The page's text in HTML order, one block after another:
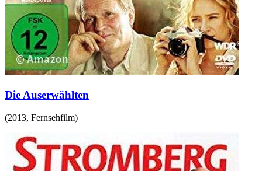
Die Auserwählten
(2013, Fernsehfilm)